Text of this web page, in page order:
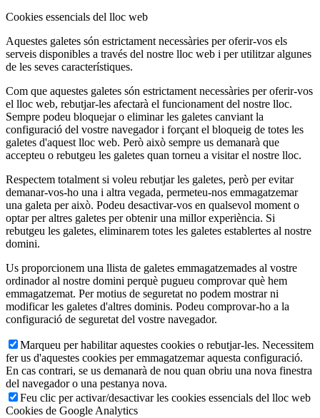
Cookies essencials del lloc web
Aquestes galetes són estrictament necessàries per oferir-vos els
serveis disponibles a través del nostre lloc web i per utilitzar algunes
de les seves característiques.
Com que aquestes galetes són estrictament necessàries per oferir-vos
el lloc web, rebutjar-les afectarà el funcionament del nostre lloc.
Sempre podeu bloquejar o eliminar les galetes canviant la
configuració del vostre navegador i forçant el bloqueig de totes les
galetes d'aquest lloc web. Però això sempre us demanarà que
accepteu o rebutgeu les galetes quan torneu a visitar el nostre lloc.
Respectem totalment si voleu rebutjar les galetes, però per evitar
demanar-vos-ho una i altra vegada, permeteu-nos emmagatzemar
una galeta per això. Podeu desactivar-vos en qualsevol moment o
optar per altres galetes per obtenir una millor experiència. Si
rebutgeu les galetes, eliminarem totes les galetes establertes al nostre
domini.
Us proporcionem una llista de galetes emmagatzemades al vostre
ordinador al nostre domini perquè pugueu comprovar què hem
emmagatzemat. Per motius de seguretat no podem mostrar ni
modificar les galetes d'altres dominis. Podeu comprovar-ho a la
configuració de seguretat del vostre navegador.
Marqueu per habilitar aquestes cookies o rebutjar-les. Necessitem
fer us d'aquestes cookies per emmagatzemar aquesta configuració.
En cas contrari, se us demanarà de nou quan obriu una nova finestra
del navegador o una pestanya nova.
Feu clic per activar/desactivar les cookies essencials del lloc web
Cookies de Google Analytics